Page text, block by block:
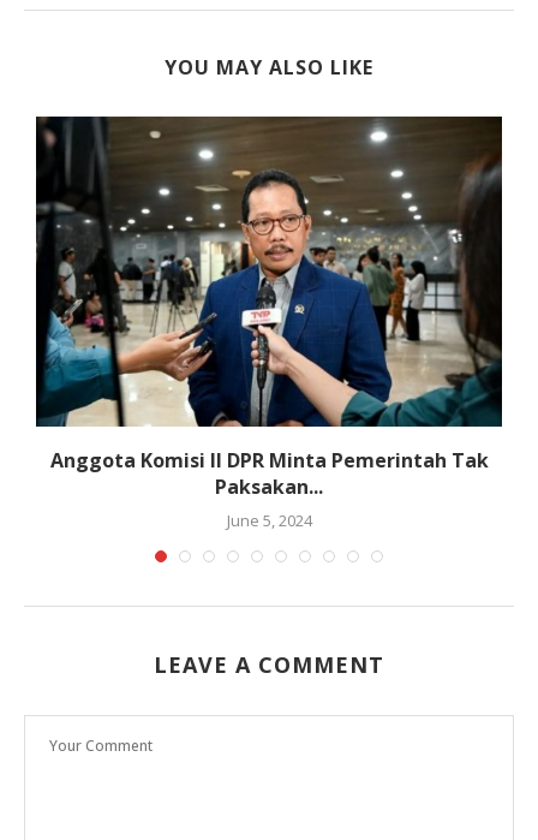
YOU MAY ALSO LIKE
Anggota Komisi II DPR Minta Pemerintah Tak
Paksakan...
June 5, 2024
LEAVE A COMMENT